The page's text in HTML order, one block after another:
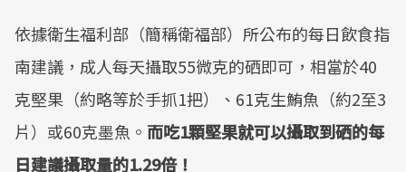
依據衛生福利部（簡稱衛福部）所公布的每日飲食指
南建議，成人每天攝取55微克的硒即可，相當於40
克堅果（約略等於手抓1把）、61克生鮪魚（約2至3
片）或60克墨魚。 而吃1顆堅果就可以攝取到硒的每
日建議攝取量的1.29倍！